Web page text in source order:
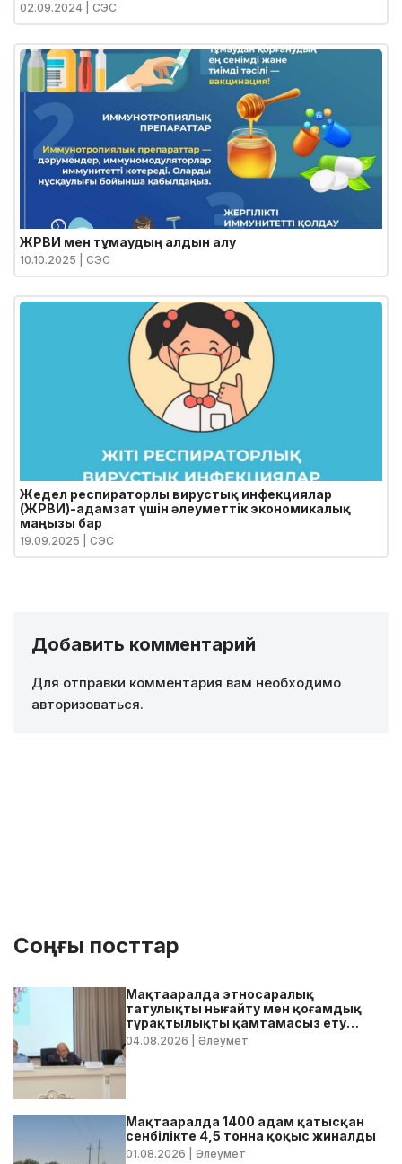
Жолдауы
02.09.2024 | СЭС
ЖРВИ мен тұмаудың алдын алу
10.10.2025 | СЭС
Жедел респираторлы вирустық инфекциялар
(ЖРВИ)-адамзат үшін әлеуметтік экономикалық
маңызы бар
19.09.2025 | СЭС
Добавить комментарий
Для отправки комментария вам необходимо
авторизоваться.
Соңғы посттар
Мақтааралда этносаралық
татулықты нығайту мен қоғамдық
тұрақтылықты қамтамасыз ету
бойынша жедел кеңес өтті
04.08.2026 | Әлеумет
Мақтааралда 1400 адам қатысқан
сенбілікте 4,5 тонна қоқыс жиналды
01.08.2026 | Әлеумет